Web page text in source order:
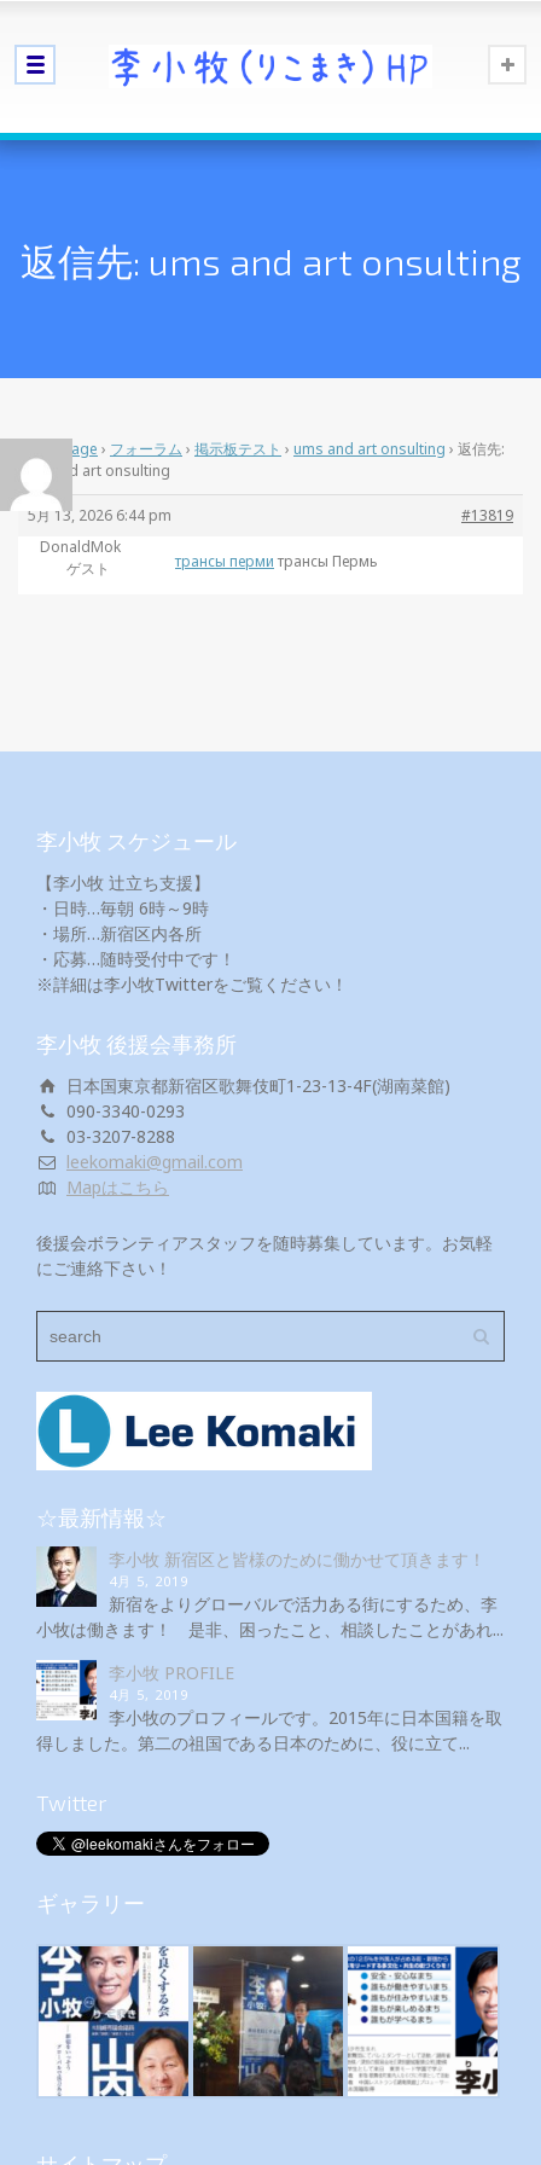
返信先: ums and art onsulting
Home Page › フォーラム › 掲示板テスト › ums and art onsulting › 返信先:
ums and art onsulting
5月 13, 2026 6:44 pm
#13819
DonaldMok
ゲスト
трансы пермитрансы Пермь
李小牧 スケジュール
【李小牧 辻立ち支援】
・日時…毎朝 6時～9時
・場所…新宿区内各所
・応募…随時受付中です！
※詳細は李小牧Twitterをご覧ください！
李小牧 後援会事務所
日本国東京都新宿区歌舞伎町1-23-13-4F(湖南菜館)
090-3340-0293
03-3207-8288
leekomaki@gmail.com
Mapはこちら
後援会ボランティアスタッフを随時募集しています。お気軽
にご連絡下さい！
☆最新情報☆
李小牧 新宿区と皆様のために働かせて頂きます！
4月 5, 2019
新宿をよりグローバルで活力ある街にするため、李
小牧は働きます！ 是非、困ったこと、相談したことがあれ...
李小牧 PROFILE
4月 5, 2019
李小牧のプロフィールです。2015年に日本国籍を取
得しました。第二の祖国である日本のために、役に立て...
Twitter
ギャラリー